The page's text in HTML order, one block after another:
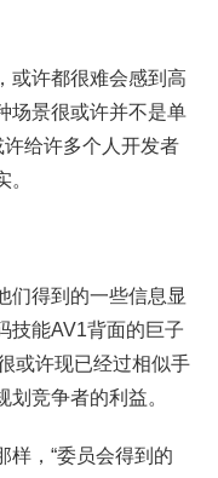
或许都很难会感到高
场景很或许并不是单
许给许多个人开发者
们得到的一些信息显
技能AV1背面的巨子
或许现已经过相似手
竞争者的利益。
样，“委员会得到的